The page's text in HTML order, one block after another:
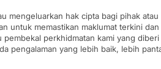
mengeluarkan hak cipta bagi pihak
untuk memastikan maklumat terkini
perkhidmatan kami yang
pengalaman yang lebih baik, lebih